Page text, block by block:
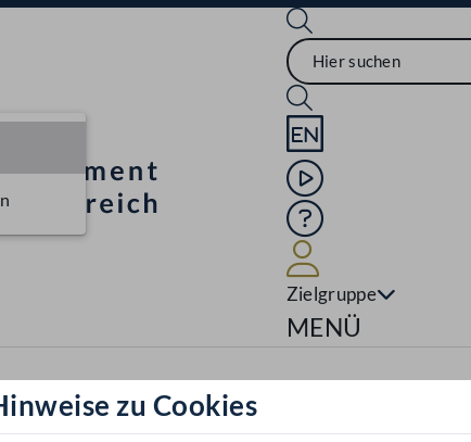
Sprache English
Mediathek
Hilfe
Zielgruppe
MENÜ
zu Cookies